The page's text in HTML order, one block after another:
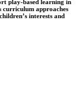
play-based learning in
curriculum approaches
interests and